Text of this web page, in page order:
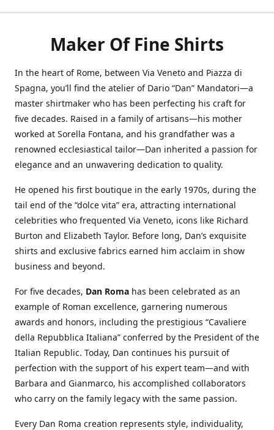
Maker Of Fine Shirts
In the heart of Rome, between Via Veneto and Piazza di
Spagna, you’ll find the atelier of Dario “Dan” Mandatori—a
master shirtmaker who has been perfecting his craft for
five decades. Raised in a family of artisans—his mother
worked at Sorella Fontana, and his grandfather was a
renowned ecclesiastical tailor—Dan inherited a passion for
elegance and an unwavering dedication to quality.
He opened his first boutique in the early 1970s, during the
tail end of the “dolce vita” era, attracting international
celebrities who frequented Via Veneto, icons like Richard
Burton and Elizabeth Taylor. Before long, Dan’s exquisite
shirts and exclusive fabrics earned him acclaim in show
business and beyond.
For five decades, Dan Roma has been celebrated as an
example of Roman excellence, garnering numerous
awards and honors, including the prestigious “Cavaliere
della Repubblica Italiana” conferred by the President of the
Italian Republic. Today, Dan continues his pursuit of
perfection with the support of his expert team—and with
Barbara and Gianmarco, his accomplished collaborators
who carry on the family legacy with the same passion.
Every Dan Roma creation represents style, individuality,